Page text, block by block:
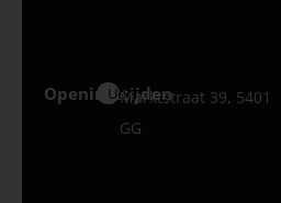
Openingstijden
Uden
Marktstraat 39, 5401
GG